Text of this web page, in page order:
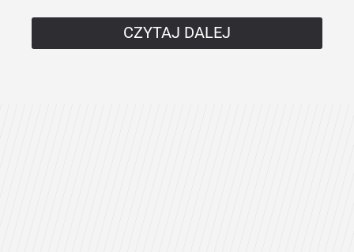
CZYTAJ DALEJ